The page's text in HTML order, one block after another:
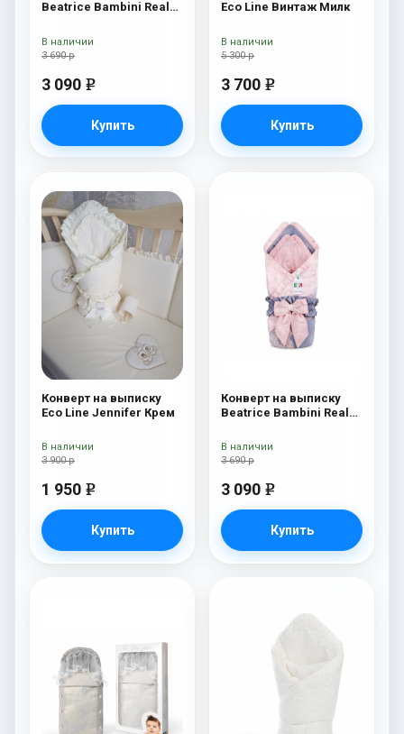
Beatrice Bambini Reale
3 690 р
3 090 e
Купить
В наличии
Eco Line Винтаж Милк
5 300 р
3 700 e
Купить
В наличии
Конверт на выписку
Eco Line Jennifer Крем
3 900 р
1 950 e
Купить
В наличии
Конверт на выписку
Beatrice Bambini Reale
3 690 р
3 090 e
Купить
В наличии